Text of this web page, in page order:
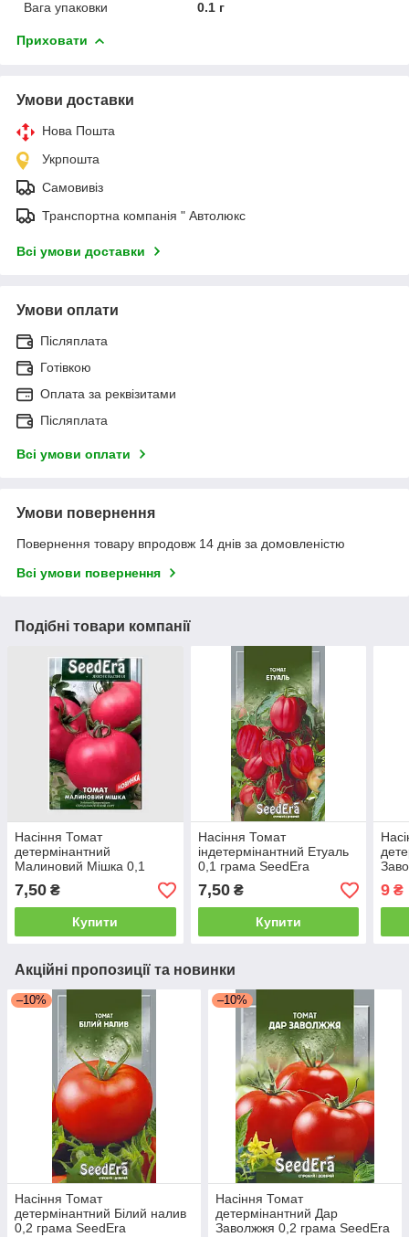
Вага упаковки 0.1 г
Приховати
Умови доставки
Нова Пошта
Укрпошта
Самовивіз
Транспортна компанія " Автолюкс
Всі умови доставки
Умови оплати
Післяплата
Готівкою
Оплата за реквізитами
Післяплата
Всі умови оплати
Умови повернення
Повернення товару впродовж 14 днів за домовленістю
Всі умови повернення
Подібні товари компанії
Насіння Томат
детермінантний
Малиновий Мішка 0,1
грама SeedEra
7,50 ₴
Купити
Насіння Томат
індетермінантний Етуаль
0,1 грама SeedEra
7,50₴
Купити
9 ₴
Акційні пропозиції та новинки
–10%
Насіння Томат
детермінантний Білий налив
0,2 грама SeedEra
–10%
Насіння Томат
детермінантний Дар
Заволжжя 0,2 грама SeedEra